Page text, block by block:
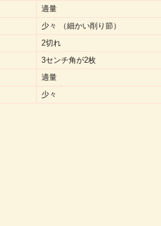
適量
少々 （細かい削り節）
2切れ
3センチ角が2枚
適量
少々